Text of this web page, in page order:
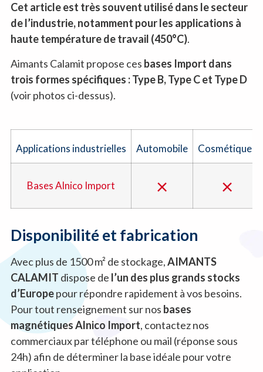
Cet article est très souvent utilisé dans le secteur
de l’industrie, notamment pour les applications à
haute température de travail (450°C).
Aimants Calamit propose ces bases Import dans
trois formes spécifiques : Type B, Type C et Type D
(voir photos ci-dessus).
Applications industrielles Automobile Cosmétiques
Bases Alnico Import × ×
Disponibilité et fabrication
Avec plus de 1500 m² de stockage,AIMANTS
CALAMIT dispose de l’un des plus grands stocks
d’Europepour répondre rapidement à vos besoins.
Pour tout renseignement sur nos bases
magnétiques Alnico Import, contactez nos
commerciaux par téléphone ou mail (réponse sous
24h) afin de déterminer la base idéale pour votre